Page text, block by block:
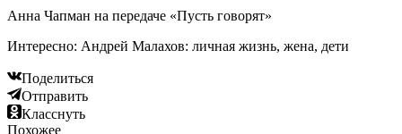
Анна Чапман на передаче «Пусть говорят»
Интересно: Андрей Малахов: личная жизнь, жена, дети
Поделиться
Отправить
Класснуть
Похожее